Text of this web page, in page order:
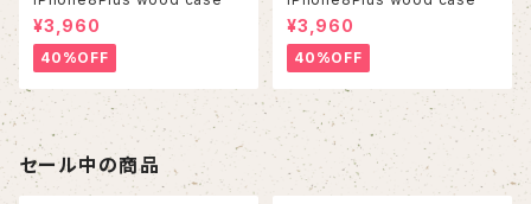
¥3,960
40%OFF
¥3,960
40%OFF
セール中の商品